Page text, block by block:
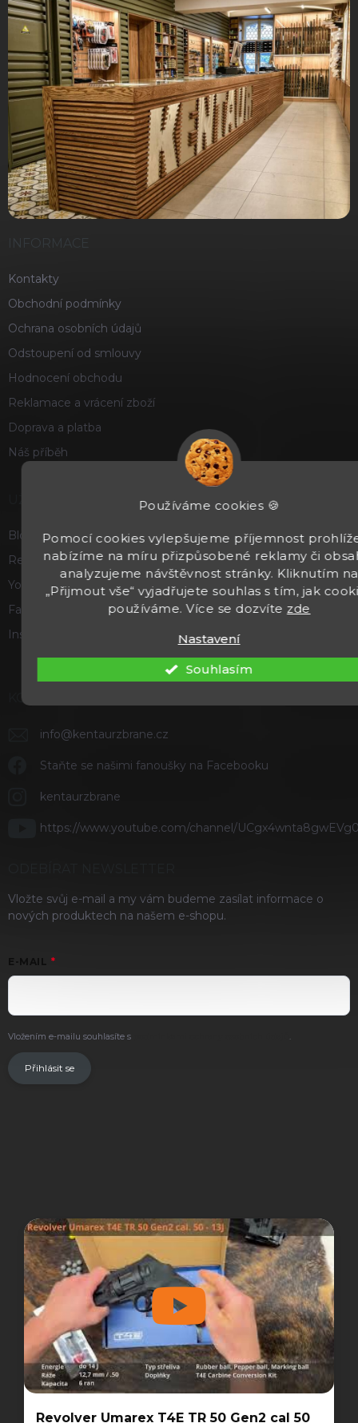
Používáme cookies 🍪
Pomocí cookies vylepšujeme příjemnost
nabízíme na míru přizpůsobené reklamy či
analyzujeme návštěvnost stránky. Kliknutím na
„Přijmout vše“ vyjadřujete souhlas s tím, jak
používáme. Více se dozvíte zde
Nastavení
Souhlasím
INFORMACE
Kontakty
Obchodní podmínky
Ochrana osobních údajů
Odstoupení od smlouvy
Hodnocení obchodu
Reklamace a vrácení zboží
Doprava a platba
Náš příběh
Blog
Recenze a hodnocení
Youtube
Facebook
Instagram
KONTAKT
info@kentaurzbrane.cz
Staňte se našimi fanoušky na Facebooku
kentaurzbrane
https://www.youtube.com/channel/
Vložte svůj e-mail a my vám budeme zasílat informace o
nových produktech na našem e-shopu.
E-MAIL
Vložením e-mailu souhlasíte s .
Přihlásit se
Revolver Umarex T4E TR 50 Gen2 cal 50